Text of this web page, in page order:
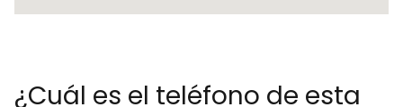
¿Cuál es el teléfono de esta